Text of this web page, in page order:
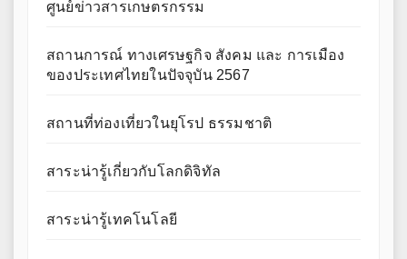
ศูนย์ข่าวสารเกษตรกรรม
สถานการณ์ ทางเศรษฐกิจ สังคม และ การเมือง
ของประเทศไทยในปัจจุบัน 2567
สถานที่ท่องเที่ยวในยุโรป ธรรมชาติ
สาระน่ารู้เกี่ยวกับโลกดิจิทัล
สาระน่ารู้เทคโนโลยี